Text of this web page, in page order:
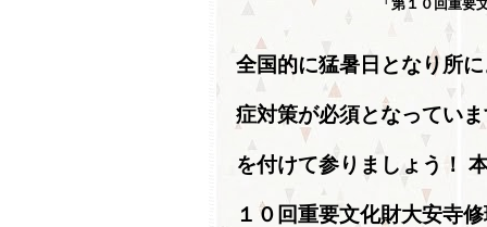
「第１０回重
全国的に猛暑日となり所
症対策が必須となってい
を付けて参りましょう！
１０回重要文化財大安寺